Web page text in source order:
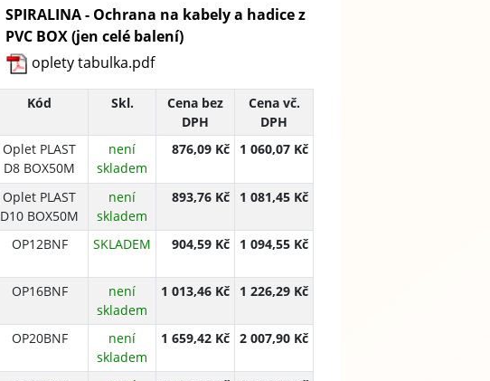
SPIRALINA - Ochrana na kabely a hadice z
PVC BOX (jen celé balení)
oplety tabulka.pdf
Kód Skl.
Cena bez
DPH
Cena vč.
DPH
Oplet PLAST
D8 BOX50M
není
skladem
876,09 Kč 1 060,07 Kč
Oplet PLAST
D10 BOX50M
není
skladem
893,76 Kč 1 081,45 Kč
OP12BNF SKLADEM 904,59 Kč 1 094,55 Kč
OP16BNF
není
skladem
1 013,46 Kč 1 226,29 Kč
OP20BNF
není
skladem
1 659,42 Kč 2 007,90 Kč